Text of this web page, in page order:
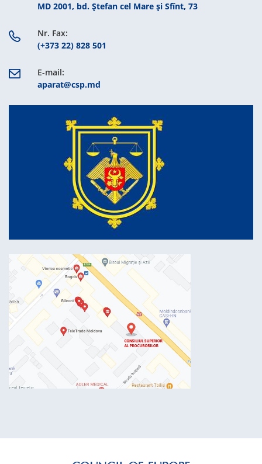
MD 2001, bd. Ștefan cel Mare şi Sfînt, 73
Nr. Fax:
(+373 22) 828 501
E-mail:
aparat@csp.md